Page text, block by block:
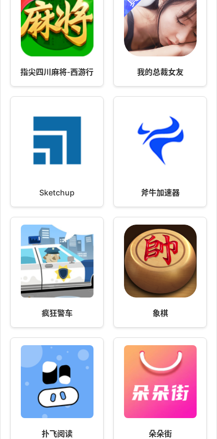
指尖四川麻将-西游行 我的总裁女友
Sketchup 斧牛加速器
疯狂警车 象棋
扑飞阅读 朵朵街